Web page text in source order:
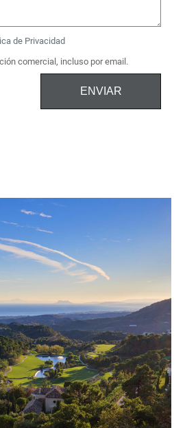
de Privacidad
comercial, incluso por email.
ENVIAR